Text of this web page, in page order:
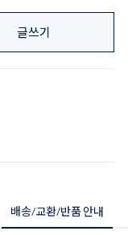
글쓰기
배송/교환/반품 안내